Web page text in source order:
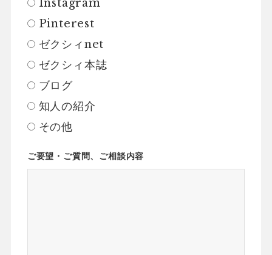
Instagram
Pinterest
ゼクシィnet
ゼクシィ本誌
ブログ
知人の紹介
その他
ご要望・ご質問、ご相談内容